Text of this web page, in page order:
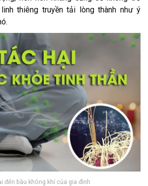
thiêng truyền tải lòng thành như ý
đến bầu không khí của gia đình